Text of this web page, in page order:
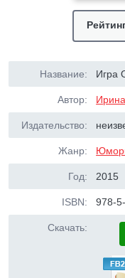
Название: Игра
Автор:
Издательство:
Жанр:
Год: 2015
ISBN: 978-
Скачать: